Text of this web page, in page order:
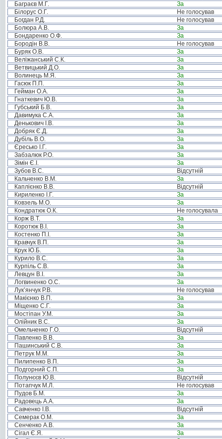
Баграєв М.Г.
За
Білорус О.Г.
Не голосував
Богдан Р.Д.
Не голосував
Болюра А.В.
За
Бондаренко О.Ф.
За
Бородін В.В.
Не голосував
Буряк О.В.
За
Веліжанський С.К.
За
Ветвицький Д.О.
За
Волинець М.Я.
За
Гасюк П.П.
За
Гейман О.А.
За
Гнаткевич Ю.В.
За
Губський Б.В.
За
Давимука С.А.
За
Денькович І.В.
За
Добряк Є.Д.
За
Дубіль В.О.
За
Єресько І.Г.
За
Забзалюк Р.О.
За
Зімін Є.І.
За
Зубов В.С.
Відсутній
Кальченко В.М.
За
Каплієнко В.В.
Відсутній
Кириленко І.Г.
За
Ковзель М.О.
За
Кондратюк О.К.
Не голосувала
Корж В.Т.
За
Коротюк В.І.
За
Костенко П.І.
За
Кравчук В.П.
За
Крук Ю.Б.
За
Курило В.С.
За
Курпіль С.В.
За
Левцун В.І.
За
Логвиненко О.С.
За
Лук’янчук Р.В.
Не голосував
Макієнко В.П.
За
Міщенко С.Г.
За
Мостіпан У.М.
За
Олійник В.С.
За
Омельченко Г.О.
Відсутній
Павленко В.В.
За
Пашинський С.В.
За
Петрук М.М.
За
Пилипенко В.П.
За
Подгорний С.П.
За
Полунєєв Ю.В.
Відсутній
Потапчук М.Л.
Не голосував
Пудов Б.М.
За
Радовець А.А.
За
Савченко І.В.
Відсутній
Семерак О.М.
За
Сенченко А.В.
За
Сігал Є.Я.
За